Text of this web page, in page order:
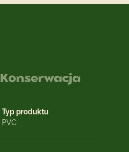
Konserwacja
Typ produktu
PVC